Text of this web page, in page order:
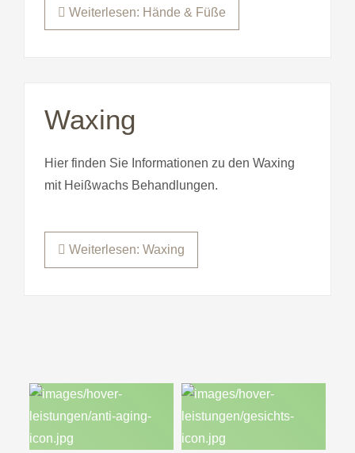
Weiterlesen: Hände & Füße
Waxing
Hier finden Sie Informationen zu den Waxing
mit Heißwachs Behandlungen.
Weiterlesen: Waxing